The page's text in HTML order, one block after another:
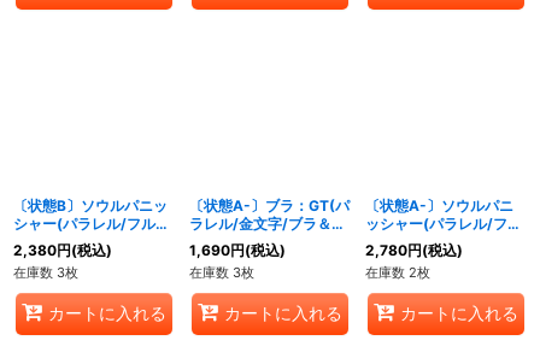
〔状態B〕ソウルパニッ
シャー(パラレル/フルア
ート/白文字)【UC☆】
{FB05-116}
2,380円(税込)
在庫数 3枚
カートに入れる
〔状態A-〕ブラ：GT(パ
ラレル/金文字/ブラ＆ベ
ジータ)【UC☆】
{FB03-127}
1,690円(税込)
在庫数 3枚
カートに入れる
〔状態A-〕ソウルパニ
ッシャー(パラレル/フル
アート/白文字)
【UC☆】{FB05-116}
2,780円(税込)
在庫数 2枚
カートに入れる